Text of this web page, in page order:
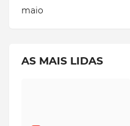
maio
AS MAIS LIDAS